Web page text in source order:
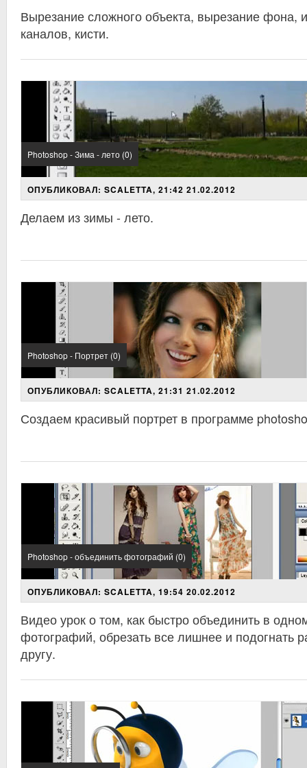
Вырезание сложного объекта, вырезание фона,
каналов, кисти.
Photoshop - Зима - лето (0)
ОПУБЛИКОВАЛ: SCALETTA, 21:42 21.02.2012
Делаем из зимы - лето.
Photoshop - Портрет (0)
ОПУБЛИКОВАЛ: SCALETTA, 21:31 21.02.2012
Создаем красивый портрет в программе
Photoshop - объединить фотографий (0)
ОПУБЛИКОВАЛ: SCALETTA, 19:54 20.02.2012
Видео урок о том, как быстро объединить в
фотографий, обрезать все лишнее и подогнать
другу.